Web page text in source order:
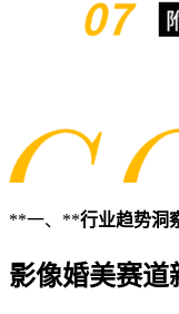
**一、**行业趋势洞
影像婚美赛道